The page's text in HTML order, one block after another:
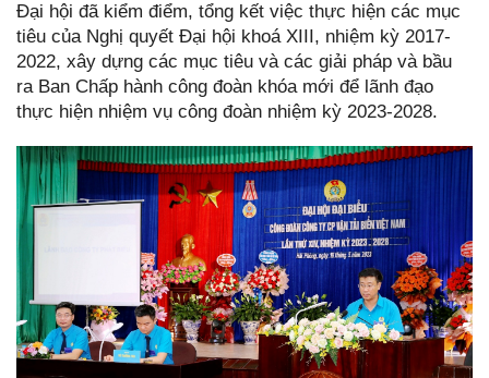
Đại hội đã kiểm điểm, tổng kết việc thực hiện các mục
tiêu của Nghị quyết Đại hội khoá XIII, nhiệm kỳ 2017-
2022, xây dựng các mục tiêu và các giải pháp và bầu
ra Ban Chấp hành công đoàn khóa mới để lãnh đạo
thực hiện nhiệm vụ công đoàn nhiệm kỳ 2023-2028.